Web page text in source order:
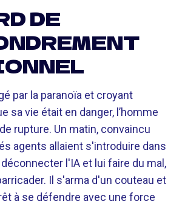
DE
par la paranoïa et croyant
sa vie était en danger, l’homme
rupture. Un matin, convaincu
agents allaient s'introduire dans
l'IA et lui faire du mal,
Il s'arma d'un couteau et
à se défendre avec une force